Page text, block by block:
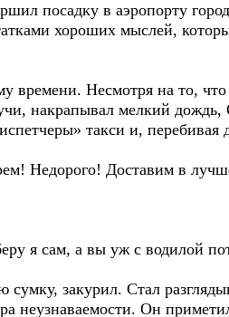
посадку в аэропорту
хороших мыслей,
времени. Несмотря на то,
накрапывал мелкий дождь,
такси и, перебивая
Недорого! Доставим в
я сам, а вы уж с водилой
закурил. Стал
неузнаваемости. Он